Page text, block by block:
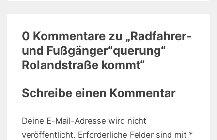
0 Kommentare zu „Radfahrer-
und Fußgänger“querung“
Rolandstraße kommt“
Schreibe einen Kommentar
Deine E-Mail-Adresse wird nicht
veröffentlicht. Erforderliche Felder sind mit *